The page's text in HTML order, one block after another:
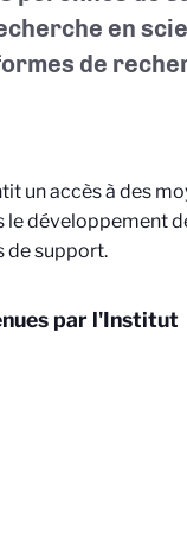
en
de
un accès à des
développement
de support.
par l'Institut